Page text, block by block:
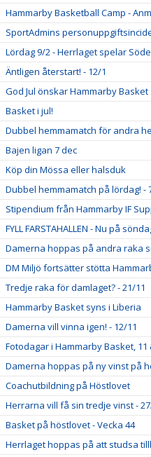
Hammarby Basketball Camp -
SportAdmins
Lördag 9/2 - Herrlaget spelar
Äntligen återstart! - 12/1
God Jul önskar Hammarby Basket
Basket i jul!
Dubbel hemmamatch för andra
Bajen ligan 7 dec
Köp din Mössa eller halsduk
Dubbel hemmamatch på lördag! -
Stipendium från Hammarby IF
FYLL FARSTAHALLEN - Nu på
Damerna hoppas på andra raka
DM Miljö fortsätter stötta
Tredje raka för damlaget? - 21/11
Hammarby Basket syns i Liberia
Damerna vill vinna igen! - 12/11
Fotodagar i Hammarby Basket,
Damerna hoppas på ny vinst på
Coachutbildning på Höstlovet
Herrarna vill få sin tredje vinst -
Basket på höstlovet - Vecka 44
Herrlaget hoppas på att studsa